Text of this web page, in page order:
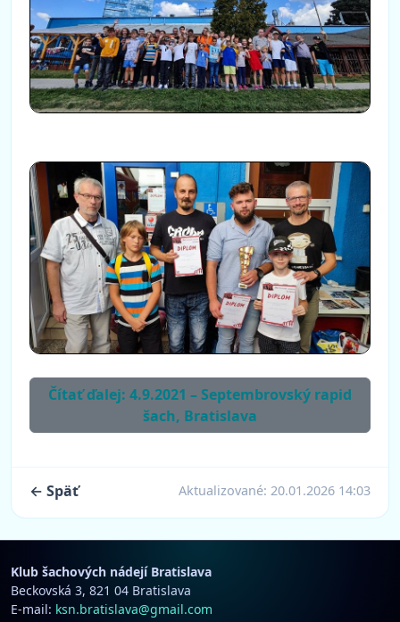
Čítať ďalej: 4.9.2021 – Septembrovský rapid
šach, Bratislava
← Späť Aktualizované: 20.01.2026 14:03
Klub šachových nádejí Bratislava
Beckovská 3, 821 04 Bratislava
E-mail: ksn.bratislava@gmail.com